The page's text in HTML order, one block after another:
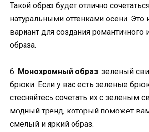
Такой образ будет отлично
натуральными оттенками осени. Это
вариант для создания романтичного
образа.
6. Монохромный образ: зеленый
брюки. Если у вас есть зеленые
стесняйтесь сочетать их с зеленым
модный тренд, который поможет
смелый и яркий образ.